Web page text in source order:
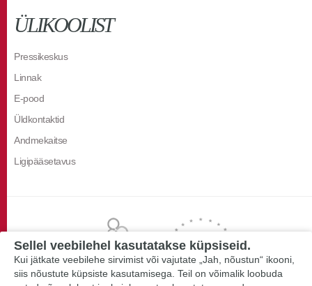
ÜLIKOOLIST
Pressikeskus
Linnak
E-pood
Üldkontaktid
Andmekaitse
Ligipääsetavus
Sellel veebilehel kasutatakse küpsiseid.
Kui jätkate veebilehe sirvimist või vajutate „Jah, nõustun“ ikooni,
siis nõustute küpsiste kasutamisega. Teil on võimalik loobuda